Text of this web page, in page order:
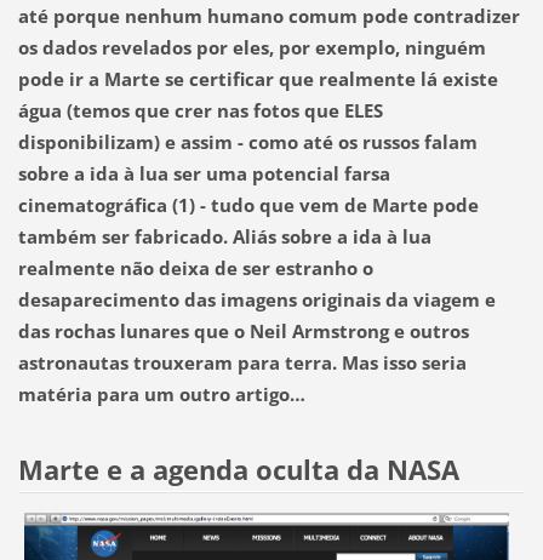
até porque nenhum humano comum pode contradizer
os dados revelados por eles, por exemplo, ninguém
pode ir a Marte se certificar que realmente lá existe
água (temos que crer nas fotos que ELES
disponibilizam) e assim - como até os russos falam
sobre a ida à lua ser uma potencial farsa
cinematográfica (1)- tudo que vem de Marte pode
também ser fabricado.Aliás sobre a ida à lua
realmente não deixa de ser estranho o
desaparecimento das imagens originais da viagem e
das rochas lunares que o Neil Armstrong e outros
astronautas trouxeram para terra. Mas isso seria
matéria para um outro artigo…
Marte e a agenda oculta da NASA